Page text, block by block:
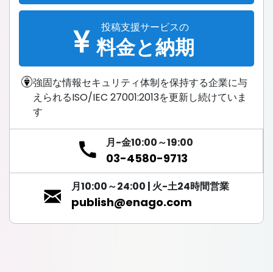
投稿支援サービスの
料金と納期
強固な情報セキュリティ体制を保持する企業に与
えられるISO/IEC 27001:2013を更新し続けていま
す
月-金10:00～19:00
03-4580-9713
月10:00～24:00 | 火-土24時間営業
publish@enago.com